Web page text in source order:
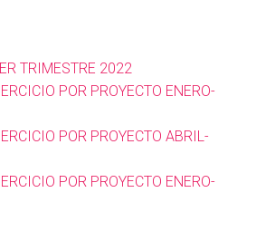
TRIMESTRE 2022
POR PROYECTO ENERO-
POR PROYECTO ABRIL-
POR PROYECTO ENERO-